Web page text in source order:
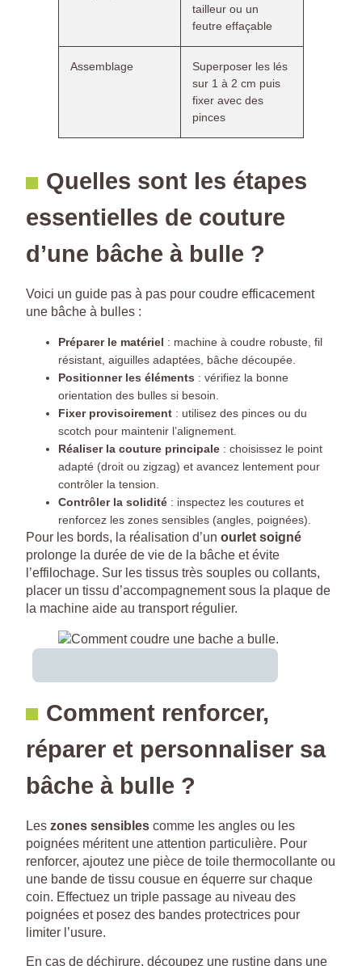
tailleur ou un
feutre effaçable
Assemblage
Superposer les lés
sur 1 à 2 cm puis
fixer avec des
pinces
Quelles sont les étapes
essentielles de couture
d’une bâche à bulle ?
Voici un guide pas à pas pour coudre efficacement
une bâche à bulles :
Préparer le matériel : machine à coudre robuste, fil
résistant, aiguilles adaptées, bâche découpée.
Positionner les éléments : vérifiez la bonne
orientation des bulles si besoin.
Fixer provisoirement : utilisez des pinces ou du
scotch pour maintenir l’alignement.
Réaliser la couture principale : choisissez le point
adapté (droit ou zigzag) et avancez lentement pour
contrôler la tension.
Contrôler la solidité : inspectez les coutures et
renforcez les zones sensibles (angles, poignées).
Pour les bords, la réalisation d’un ourlet soigné
prolonge la durée de vie de la bâche et évite
l’effilochage. Sur les tissus très souples ou collants,
placer un tissu d’accompagnement sous la plaque de
la machine aide au transport régulier.
Comment renforcer,
réparer et personnaliser sa
bâche à bulle ?
Les zones sensibles comme les angles ou les
poignées méritent une attention particulière. Pour
renforcer, ajoutez une pièce de toile thermocollante ou
une bande de tissu cousue en équerre sur chaque
coin. Effectuez un triple passage au niveau des
poignées et posez des bandes protectrices pour
limiter l’usure.
En cas de déchirure, découpez une rustine dans une